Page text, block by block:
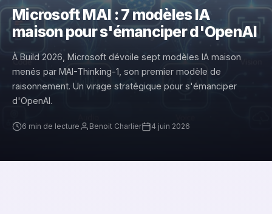
Microsoft MAI : 7 modèles IA
maison pour s'émanciper d'OpenAI
À Build 2026, Microsoft dévoile sept modèles IA maison
menés par MAI-Thinking-1, son premier modèle de
raisonnement. Un virage stratégique pour s'émanciper
d'OpenAI.
6 min de lecture Benoit Charlier 4 juin 2026